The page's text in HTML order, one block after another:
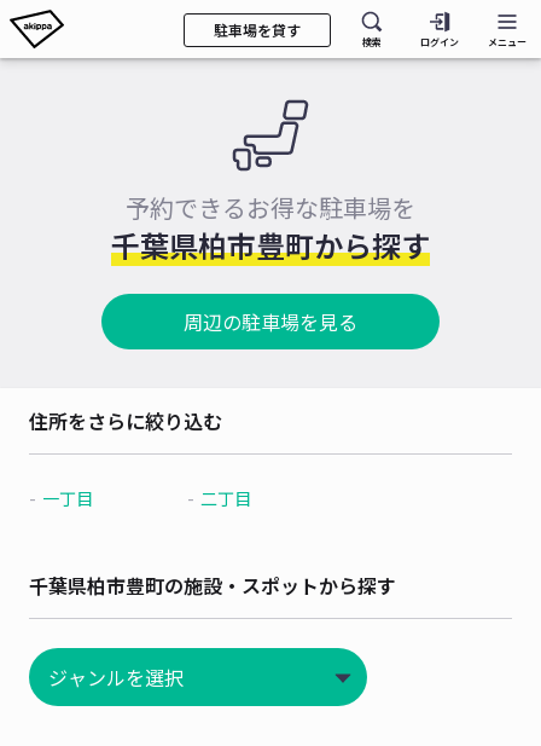
駐車場を貸す
検索 ログイン メニュー
予約できるお得な駐車場を
千葉県柏市豊町から探す
周辺の駐車場を見る
住所をさらに絞り込む
一丁目 二丁目
千葉県柏市豊町の施設・スポットから探す